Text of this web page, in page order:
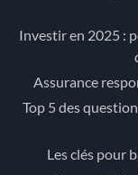
Investir en 2025 :
Assurance
Top 5 des
Les clés pour